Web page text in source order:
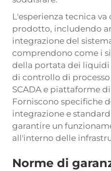
L'esperienza tecnica
prodotto, includendo
integrazione del
comprendono come i
della portata dei
di controllo di
SCADA e piattaforme
Forniscono specifiche
integrazione e
garantire un
all'interno delle
Norme di